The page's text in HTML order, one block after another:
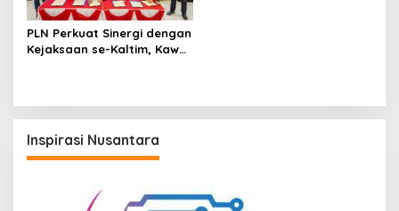
PLN Perkuat Sinergi dengan
Kejaksaan se-Kaltim, Kawal
Inspirasi Nusantara